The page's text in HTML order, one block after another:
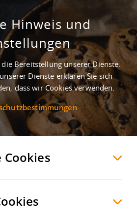
ab sofort zur
Prignitz, Deutschland
MERKEN VERGLEICHEN EXPORT PDF
Hinweis und
Bereitstellung unserer Dienste.
Dienste erklären Sie sich
dass wir Cookies verwenden.